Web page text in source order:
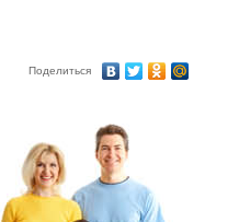
Поделиться